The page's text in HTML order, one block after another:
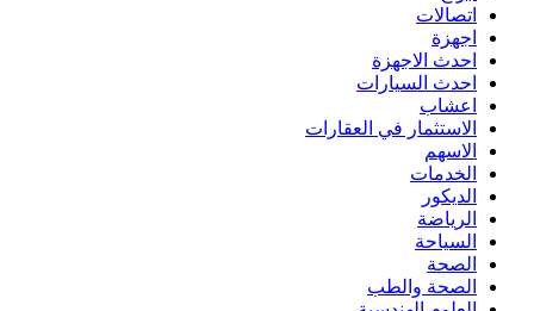
اتصالات
اجهزة
احدث الاجهزة
احدث السيارات
اعشاب
الاستثمار في العقارات
الاسهم
الخدمات
الديكور
الرياضة
السياحة
الصحة
الصحة والطب